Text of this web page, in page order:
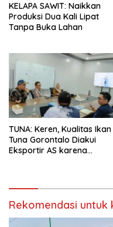
KELAPA SAWIT: Naikkan
Produksi Dua Kali Lipat
Tanpa Buka Lahan
TUNA: Keren, Kualitas Ikan
Tuna Gorontalo Diakui
Eksportir AS karena
Rekomendasi untuk